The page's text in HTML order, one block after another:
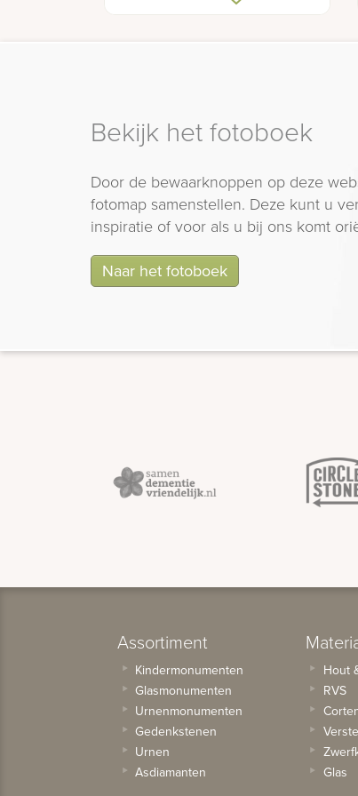
Bekijk het fotoboek
Door de bewaarknoppen op deze
fotomap samenstellen. Deze kunt u
inspiratie of voor als u bij ons komt
Naar het fotoboek
Assortiment
Kindermonumenten
Glasmonumenten
Urnenmonumenten
Gedenkstenen
Urnen
Asdiamanten
Hout
RVS
Glas